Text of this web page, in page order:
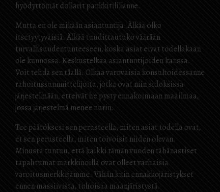
hyödyttömät dollarit pankkitilillänne.
Mutta en ole mikään asiantuntija. Älkää olko
itsetyytyväisiä. Älkää tuudittautuko väärään
turvallisuudentunteeseen, koska asiat eivät todellakaan
ole kunnossa. Keskustelkaa asiantuntijoiden kanssa.
Voit tehdä sen täällä. Olkaa varovaisia konsultoidessanne
rahoitussuunnittelijoita, jotka ovat niin sidoksissa
järjestelmään, etteivät he pysty ennakoimaan maailmaa,
jossa järjestelmä menee nurin.
Tee päätöksesi sen perusteella, miten asiat todella ovat,
et sen perusteella, miten toivoisit niiden olevan.
Minusta tuntuu, että kaikki tämän vuoden tähänastiset
tapahtumat markkinoilla ovat olleet varhaisia
varoitusmerkkejämme. Vähän kuin ennakkojäristykset
ennen massiivista, tuhoisaa maanjäristystä.